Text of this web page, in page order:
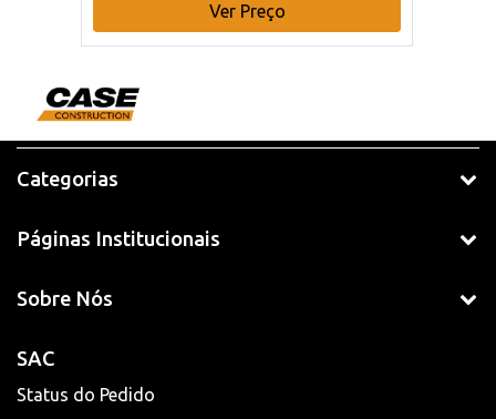
Ver Preço
Categorias
Páginas Institucionais
Sobre Nós
SAC
Status do Pedido